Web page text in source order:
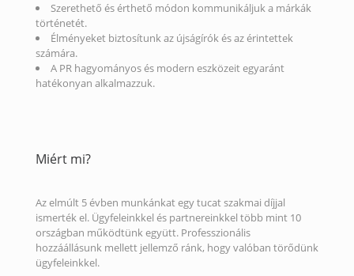
Szerethető és érthető módon kommunikáljuk a márkák
történetét.
Élményeket biztosítunk az újságírók és az érintettek
számára.
A PR hagyományos és modern eszközeit egyaránt
hatékonyan alkalmazzuk.
Miért mi?
Az elmúlt 5 évben munkánkat egy tucat szakmai díjjal
ismerték el. Ügyfeleinkkel és partnereinkkel több mint 10
országban működtünk együtt. Professzionális
hozzáállásunk mellett jellemző ránk, hogy valóban törődünk
ügyfeleinkkel.